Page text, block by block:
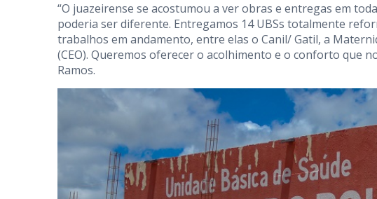
“O juazeirense se acostumou a ver obras e entregas em
poderia ser diferente. Entregamos 14 UBSs totalmente
trabalhos em andamento, entre elas o Canil/ Gatil, a
(CEO). Queremos oferecer o acolhimento e o conforto que
Ramos.